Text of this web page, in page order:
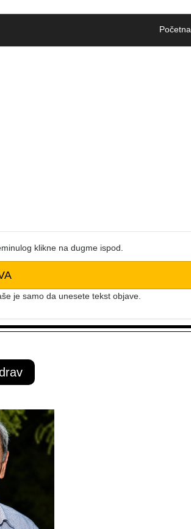
Početna
klikne na dugme ispod.
je samo da unesete tekst objave.